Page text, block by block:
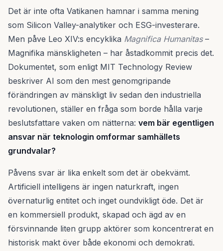
Det är inte ofta Vatikanen hamnar i samma mening
som Silicon Valley-analytiker och ESG-investerare.
Men påve Leo XIV:s encyklika Magnifica Humanitas–
Magnifika mänskligheten – har åstadkommit precis det.
Dokumentet, som enligt MIT Technology Review
beskriver AI som den mest genomgripande
förändringen av mänskligt liv sedan den industriella
revolutionen, ställer en fråga som borde hålla varje
beslutsfattare vaken om nätterna: vem bär egentligen
ansvar när teknologin omformar samhällets
grundvalar?
Påvens svar är lika enkelt som det är obekvämt.
Artificiell intelligens är ingen naturkraft, ingen
övernaturlig entitet och inget oundvikligt öde. Det är
en kommersiell produkt, skapad och ägd av en
försvinnande liten grupp aktörer som koncentrerat en
historisk makt över både ekonomi och demokrati.